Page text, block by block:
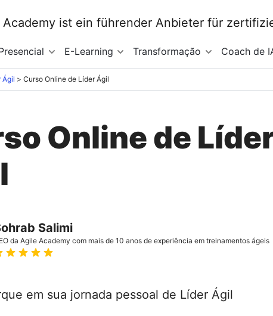
E-Learning Transformação Coach de
Ágil > Curso Online de Líder Ágil
Online de
Salimi
da Agile Academy com mais de 10 anos de experiência em treinamentos ágeis
em sua jornada pessoal de Líder Ágil